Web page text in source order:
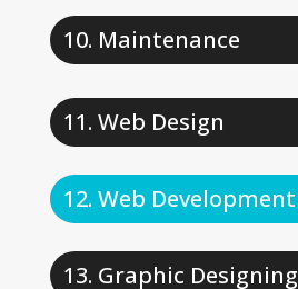
Maintenance
Web Design
Web Development
Graphic Designing